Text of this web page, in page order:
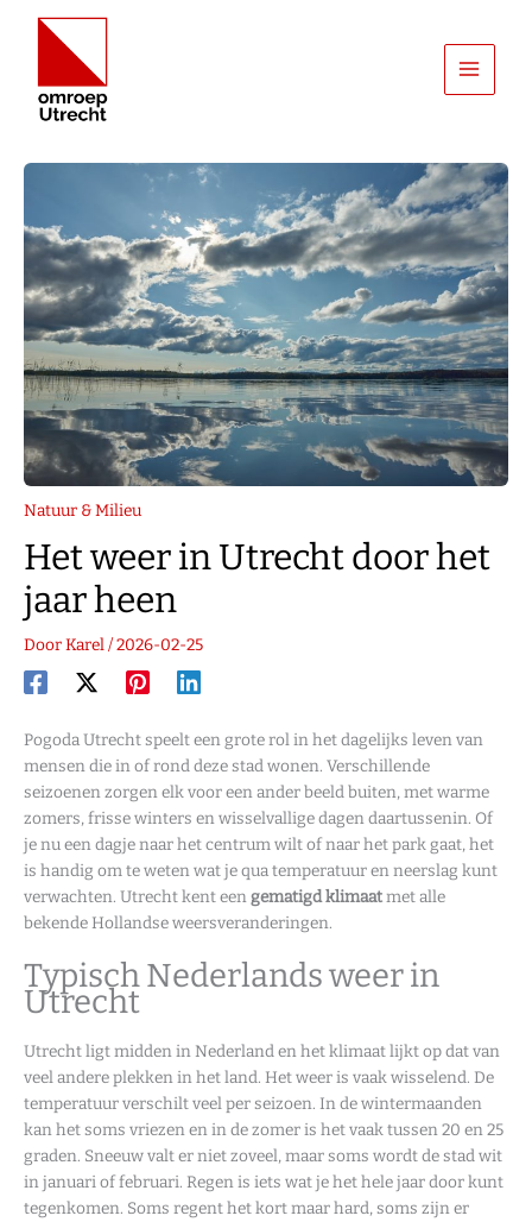
inhoud
Natuur & Milieu
Het weer in Utrecht door het
jaar heen
DoorKarel/2026-02-25
Pogoda Utrecht speelt een grote rol in het dagelijks leven van
mensen die in of rond deze stad wonen. Verschillende
seizoenen zorgen elk voor een ander beeld buiten, met warme
zomers, frisse winters en wisselvallige dagen daartussenin. Of
je nu een dagje naar het centrum wilt of naar het park gaat, het
is handig om te weten wat je qua temperatuur en neerslag kunt
verwachten. Utrecht kent eengematigd klimaatmet alle
bekende Hollandse weersveranderingen.
Typisch Nederlands weer in
Utrecht
Utrecht ligt midden in Nederland en het klimaat lijkt op dat van
veel andere plekken in het land. Het weer is vaak wisselend. De
temperatuur verschilt veel per seizoen. In de wintermaanden
kan het soms vriezen en in de zomer is het vaak tussen 20 en 25
graden. Sneeuw valt er niet zoveel, maar soms wordt de stad wit
in januari of februari. Regen is iets wat je het hele jaar door kunt
tegenkomen. Soms regent het kort maar hard, soms zijn er